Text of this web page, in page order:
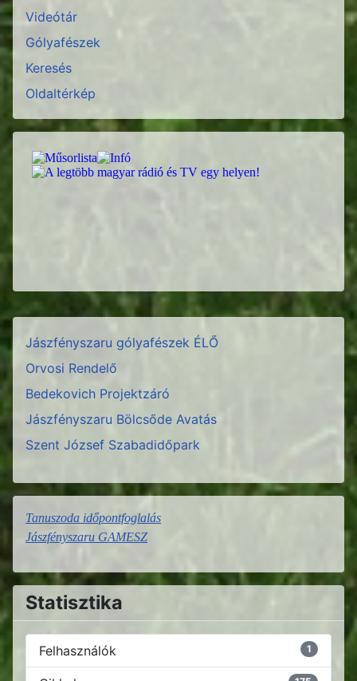
Jászfényszaru gólyafészek ÉLŐ
Orvosi Rendelő
Bedekovich Projektzáró
Jászfényszaru Bölcsőde Avatás
Szent József Szabadidőpark
Tanuszoda időpontfoglalás
Jászfényszaru GAMESZ
Statisztika
Felhasználók 1
Videótár
Gólyafészek
Keresés
Oldaltérkép